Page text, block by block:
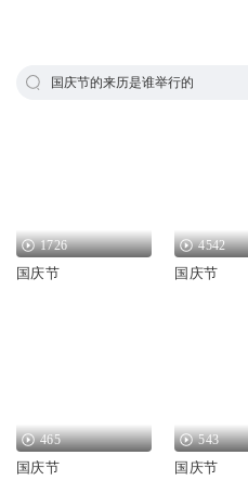
国庆节的来历是谁举行的
1726
国庆节
4542
国庆节
465
国庆节
543
国庆节